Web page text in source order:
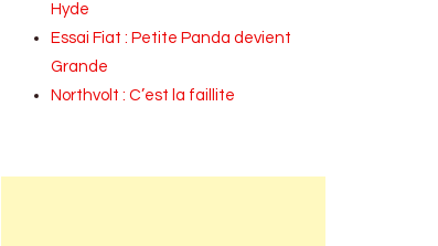
Hyde
Essai Fiat : Petite Panda devient
Grande
Northvolt : C’est la faillite